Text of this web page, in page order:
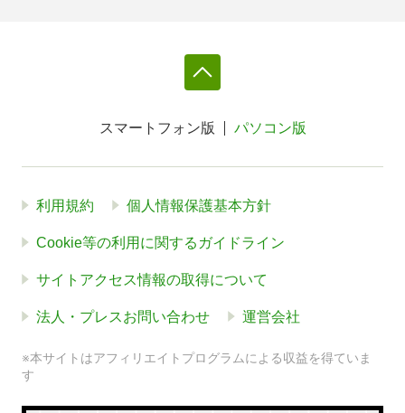
スマートフォン版 パソコン版
利用規約 個人情報保護基本方針
Cookie等の利用に関するガイドライン
サイトアクセス情報の取得について
法人・プレスお問い合わせ 運営会社
※本サイトはアフィリエイトプログラムによる収益を得ていま
す